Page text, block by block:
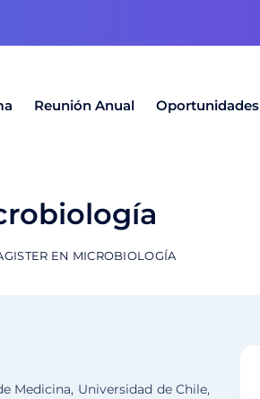
Reunión Anual Oportunidades
EN MICROBIOLOGÍA
Medicina, Universidad de Chile,